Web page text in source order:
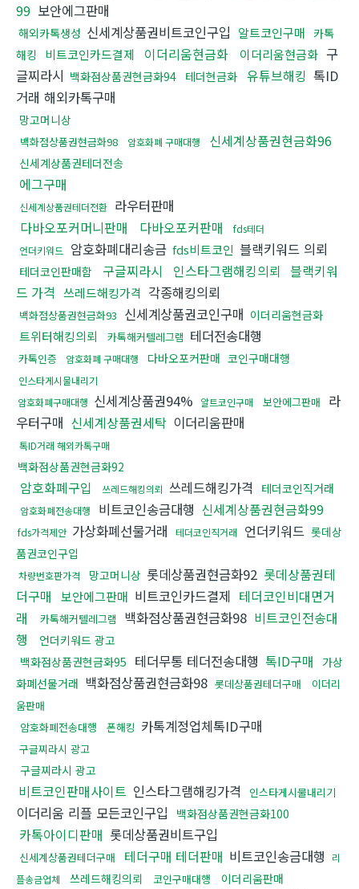
99 보안에그판매
해외카톡생성 신세계상품권비트코인구입 알트코인구매 카톡
해킹 비트코인카드결제 이더리움현금화 이더리움현금화 구
글찌라시 백화점상품권현금화94 테더현금화 유튜브해킹 톡ID
거래 해외카톡구매
망고머니상
백화점상품권현금화98 암호화폐 구매대행 신세계상품권현금화96
신세계상품권테더전송
에그구매
신세계상품권테더전환 라우터판매
다바오포커머니판매
다바오포커판매
fds테더
언더키워드
암호화폐대리송금 fds비트코인 블랙키워드 의뢰
테더코인판매함 구글찌라시 인스타그램해킹의뢰 블랙키워
드 가격 쓰레드해킹가격 각종해킹의뢰
백화점상품권현금화93 신세계상품권코인구매 이더리움현금화
트위터해킹의뢰 카톡해커텔레그램 테더전송대행
카톡인증 암호화폐 구매대행 다바오포커판매 코인구매대행
인스타게시물내리기
암호화폐구매대행 신세계상품권94% 알트코인구매 보안에그판매
라
우터구매 신세계상품권세탁 이더리움판매
톡ID거래 해외카톡구매
백화점상품권현금화92
암호화폐구입 쓰레드해킹의뢰 쓰레드해킹가격 테더코인직거래
암호화폐전송대행 비트코인송금대행 신세계상품권현금화99
fds가격제안 가상화폐선물거래 테더코인직거래 언더키워드 롯데상
품권코인구입
차량번호판가격 망고머니상 롯데상품권현금화92 롯데상품권테
더구매
보안에그판매 비트코인카드결제 테더코인비대면거
래
카톡해커텔레그램 백화점상품권현금화98 비트코인전송대
행
언더키워드 광고
백화점상품권현금화95 테더무통 테더전송대행 톡ID구매
가상
화폐선물거래 백화점상품권현금화98 롯데상품권테더구매
이더리
움판매
암호화폐전송대행
폰해킹 카톡계정업체톡ID구매
구글찌라시 광고
구글찌라시 광고
비트코인판매사이트 인스타그램해킹가격 인스타게시물내리기
이더리움 리플 모든코인구입 백화점상품권현금화100
카톡아이디판매 롯데상품권비트구입
신세계상품권테더구매 테더구매 테더판매 비트코인송금대행
리
플송금업체
쓰레드해킹의뢰 코인구매대행 이더리움판매